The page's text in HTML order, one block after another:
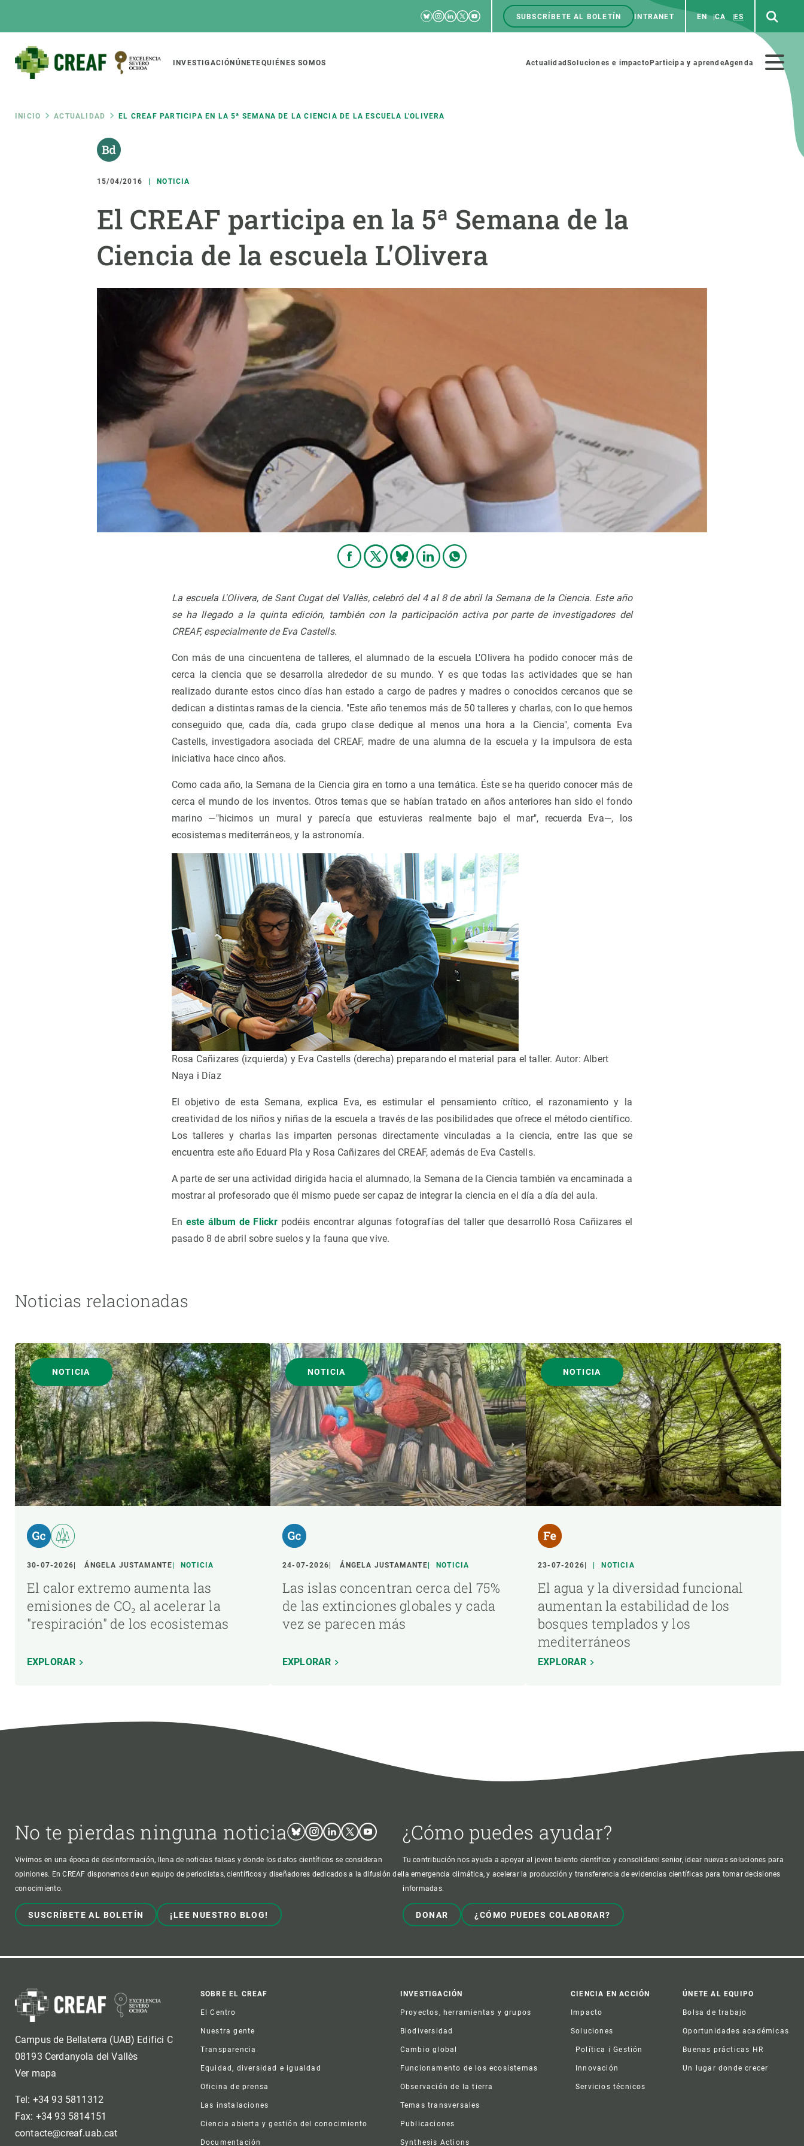
RRSS
Bluesky
Instagram
Linkedin
TwitterYoutube
Menú
top
SUBSCRÍBETE AL BOLETÍN INTRANET EN CA ES
Main
navigation
INVESTIGACIÓN ÚNETEQUIÉNES SOMOS
Menú
Actualidad Soluciones e impacto Participa y aprendeAgenda
Ruta
navegación
INICIO ACTUALIDAD EL CREAF PARTICIPA EN LA 5ª SEMANA DE LA CIENCIA DE LA ESCUELA L'OLIVERA
15/04/2016 NOTICIA
El CREAF participa en la 5ª Semana de la
Ciencia de la escuela L'Olivera
La escuela L'Olivera, de Sant Cugat del Vallès, celebró del 4 al 8 de abril la Semana de la Ciencia. Este año
se ha llegado a la quinta edición, también con la participación activa por parte de investigadores del
CREAF, especialmente de Eva Castells.
Con más de una cincuentena de talleres, el alumnado de la escuela L'Olivera ha podido conocer más de
cerca la ciencia que se desarrolla alrededor de su mundo. Y es que todas las actividades que se han
realizado durante estos cinco días han estado a cargo de padres y madres o conocidos cercanos que se
dedican a distintas ramas de la ciencia. "Este año tenemos más de 50 talleres y charlas, con lo que hemos
conseguido que, cada día, cada grupo clase dedique al menos una hora a la Ciencia", comenta Eva
Castells, investigadora asociada del CREAF, madre de una alumna de la escuela y la impulsora de esta
iniciativa hace cinco años.
Como cada año, la Semana de la Ciencia gira en torno a una temática. Éste se ha querido conocer más de
cerca el mundo de los inventos. Otros temas que se habían tratado en años anteriores han sido el fondo
marino —"hicimos un mural y parecía que estuvieras realmente bajo el mar", recuerda Eva—, los
ecosistemas mediterráneos, y la astronomía.
Rosa Cañizares (izquierda) y Eva Castells (derecha) preparando el material para el taller. Autor: Albert
Naya i Díaz
El objetivo de esta Semana, explica Eva, es estimular el pensamiento crítico, el razonamiento y la
creatividad de los niños y niñas de la escuela a través de las posibilidades que ofrece el método científico.
Los talleres y charlas las imparten personas directamente vinculadas a la ciencia, entre las que se
encuentra este año Eduard Pla y Rosa Cañizares del CREAF, además de Eva Castells.
A parte de ser una actividad dirigida hacia el alumnado, la Semana de la Ciencia también va encaminada a
mostrar al profesorado que él mismo puede ser capaz de integrar la ciencia en el día a día del aula.
En este álbum de Flickr podéis encontrar algunas fotografías del taller que desarrolló Rosa Cañizares el
pasado 8 de abril sobre suelos y la fauna que vive.
Noticias relacionadas
NOTICIA
30-07-2026 ÁNGELA JUSTAMANTE NOTICIA
El calor extremo aumenta las
emisiones de CO₂ al acelerar la
"respiración" de los ecosistemas
EXPLORAR
NOTICIA
24-07-2026 ÁNGELA JUSTAMANTE NOTICIA
Las islas concentran cerca del 75%
de las extinciones globales y cada
vez se parecen más
EXPLORAR
NOTICIA
23-07-2026 NOTICIA
El agua y la diversidad funcional
aumentan la estabilidad de los
bosques templados y los
mediterráneos
EXPLORAR
No te pierdas ninguna noticiaBlueskyInstagram
LinkedinTwitterYoutube
Vivimos en una época de desinformación, llena de noticias falsas y donde los datos científicos se consideran
opiniones. En CREAF disponemos de un equipo de periodistas, científicos y diseñadores dedicados a la difusión del
conocimiento.
SUSCRÍBETE AL BOLETÍN ¡LEE NUESTRO BLOG!
¿Cómo puedes ayudar?
Tu contribución nos ayuda a apoyar al joven talento científico y consolidarel senior, idear nuevas soluciones para
la emergencia climática, y acelerar la producción y transferencia de evidencias científicas para tomar decisiones
informadas.
DONAR ¿CÓMO PUEDES COLABORAR?
Campus de Bellaterra (UAB) Edifici C
08193 Cerdanyola del Vallès
Ver mapa
Tel: +34 93 5811312
Fax: +34 93 5814151
contacte@creaf.uab.cat
Footer
SOBRE EL CREAF
El Centro
Nuestra gente
Transparencia
Equidad, diversidad e igualdad
Oficina de prensa
Las instalaciones
Ciencia abierta y gestión del conocimiento
Documentación
INVESTIGACIÓN
Proyectos, herramientas y grupos
Biodiversidad
Cambio global
Funcionamento de los ecosistemas
Observación de la tierra
Temas transversales
Publicaciones
Synthesis Actions
CIENCIA EN ACCIÓN
Impacto
Soluciones
Política i Gestión
Innovación
Servicios técnicos
ÚNETE AL EQUIPO
Bolsa de trabajo
Oportunidades académicas
Buenas prácticas HR
Un lugar donde crecer
Featured
responsive
Responsive
menu
SOBRE NOSOTROS
Organización institucional
Equidad, Diversidad e Inclusión (EDI)
Ciencia abierta y gestión del conocimiento
Biodiversidad
Cambio global
Funcionamento de ecosistemas
Temas transversales
Publicaciones
Synthesis Actions
Soluciones
Política y gestión
Estrategia de Recursos Humanos
Seminarios y actividades internas
Te ofrecemos formación
Eventos anteriores
Funcionamiento de los ecosistemas